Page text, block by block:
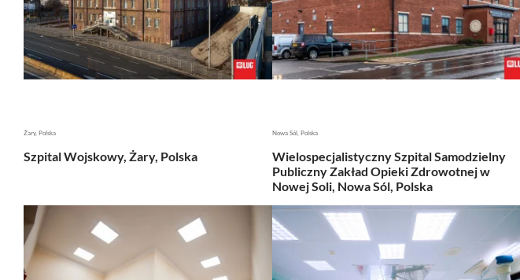
Żary, Polska
Szpital Wojskowy, Żary, Polska
Nowa Sól, Polska
Wielospecjalistyczny Szpital Samodzielny
Publiczny Zakład Opieki Zdrowotnej w
Nowej Soli, Nowa Sól, Polska